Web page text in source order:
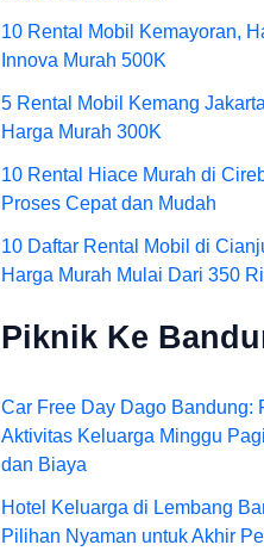
10 Rental Mobil Kemayoran,
Innova Murah 500K
5 Rental Mobil Kemang
Harga Murah 300K
10 Rental Hiace Murah di
Proses Cepat dan Mudah
10 Daftar Rental Mobil di
Harga Murah Mulai Dari 350
Piknik Ke
Car Free Day Dago Bandung:
Aktivitas Keluarga Minggu
dan Biaya
Hotel Keluarga di Lembang
Pilihan Nyaman untuk Akhir